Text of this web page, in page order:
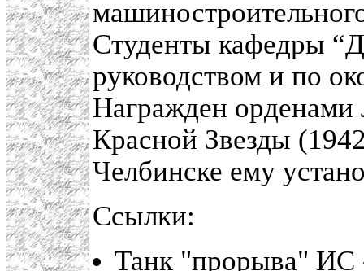
Студенты кафедры
руководством и по
Награжден
Красной Звезды
Челбинске ему
Ссылки:
Танк "прорыва" ИС